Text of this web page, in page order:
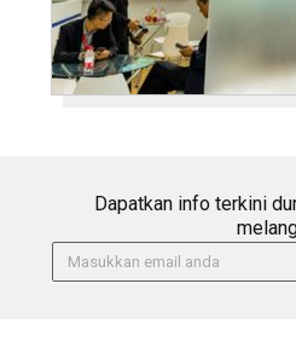
Dapatkan info terkini